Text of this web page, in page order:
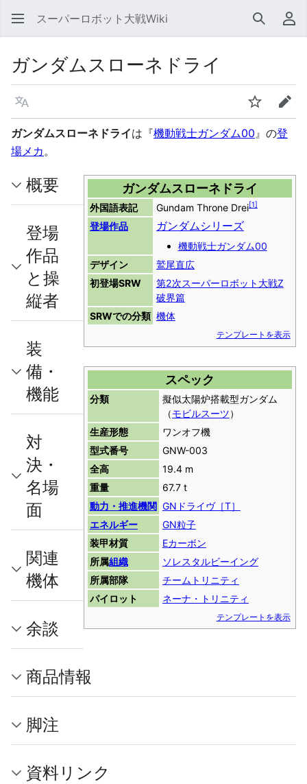
スーパーロボット大戦Wiki 検索 利
ガンダムスローネドライ
言語 ウォッチ編集
ガンダムスローネドライは『機動戦士ガンダム00』の登
場メカ。
ガンダムスローネドライ
外国語表記 Gundam Throne Drei[1
登場作品 ガンダムシリーズ
機動戦士ガンダム00
デザイン
鷲尾直広
初登場SRW
第2次スーパーロボット大戦Z
破界篇
SRWでの分類 機体
テンプレートを表示
スペック
分類
擬似太陽炉搭載型ガンダム
（モビルスーツ）
生産形態
ワンオフ機
型式番号
GNW-003
全高
19.4 m
重量
67.7 t
動力・推進機関 GNドライヴ［Τ］
エネルギー
GN粒子
装甲材質
Eカーボン
所属組織
ソレスタルビーイング
所属部隊
チームトリニティ
パイロット
ネーナ・トリニティ
テンプレートを表示
概要
登場
作品
と操
縦者
装
備・
機能
対
決・
名場
面
関連
機体
余談
商品情報
脚注
資料リンク